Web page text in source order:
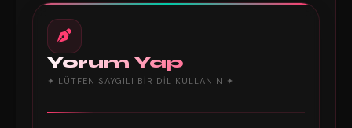
Yorum Yap
✦ LÜTFEN SAYGILI BIR DIL KULLANIN ✦